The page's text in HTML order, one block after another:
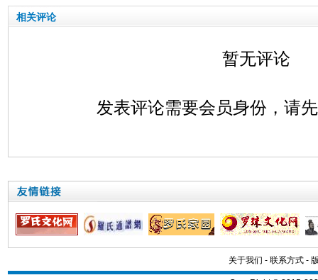
相关评论
暂无评论
发表评论需要会员身份，请
关于我们 - 联系方式-